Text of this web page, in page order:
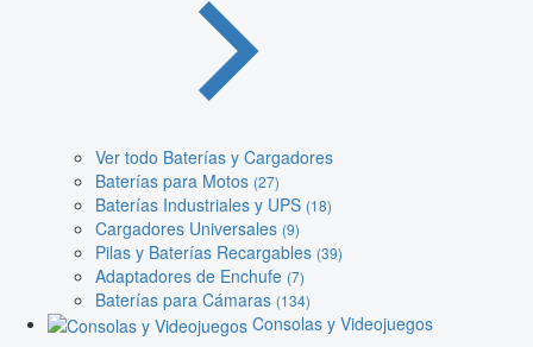
Ver todo Baterías y Cargadores
Baterías para Motos (27)
Baterías Industriales y UPS (18)
Cargadores Universales (9)
Pilas y Baterías Recargables (39)
Adaptadores de Enchufe (7)
Baterías para Cámaras (134)
Consolas y Videojuegos